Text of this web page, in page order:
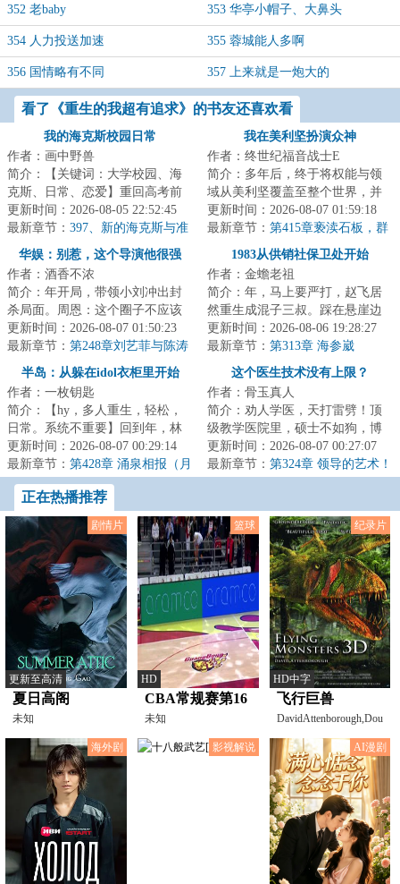
352 老baby 353 华亭小帽子、大鼻头
354 人力投送加速 355 蓉城能人多啊
356 国情略有不同 357 上来就是一炮大的
看了《重生的我超有追求》的书友还喜欢看
我的海克斯校园日常
作者：画中野兽
简介：【关键词：大学校园、海
克斯、日常、恋爱】重回高考前
一个月，林远看着眼前每周刷新
的海克斯选项，...
更新时间：2026-08-05 22:52:45
最新章节： 397、新的海克斯与准
备收网
我在美利坚扮演众神
作者：终世纪福音战士E
简介：多年后，终于将权能与领
域从美利坚覆盖至整个世界，并
向世界之外开始探索的林克，或
许会想起，与首...
更新时间：2026-08-07 01:59:18
最新章节： 第415章亵渎石板，群
星归位之时与旧日支配者，坠入
地心世界的超古代遗迹
华娱：别惹，这个导演他很强
作者：酒香不浓
简介：年开局，带领小刘冲出封
杀局面。周恩：这个圈子不应该
这么烂，我想为影视圈立几条规
矩。第一：爱国...
更新时间：2026-08-07 01:50:23
最新章节： 第248章刘艺菲与陈涛
献祭整个行业
1983从供销社保卫处开始
作者：金蟾老祖
简介：年，马上要严打，赵飞居
然重生成混子三叔。踩在悬崖边
上，赵飞只能自救。第一步，先
从进供销社保卫...
更新时间：2026-08-06 19:28:27
最新章节： 第313章 海参崴
半岛：从躲在idol衣柜里开始
作者：一枚钥匙
简介：【hy，多人重生，轻松，
日常。系统不重要】回到年，林
慕延原本打算凭借系统赚点小
钱，过上咸鱼生活...
更新时间：2026-08-07 00:29:14
最新章节： 第428章 涌泉相报（月
票日万110）
这个医生技术没有上限？
作者：骨玉真人
简介：劝人学医，天打雷劈！顶
级教学医院里，硕士不如狗，博
士遍地走。学霸、学神遍地走。
教授高高在上，...
更新时间：2026-08-07 00:27:07
最新章节： 第324章 领导的艺术！
正在热播推荐
剧情片
更新至高清
夏日高阁
未知
篮球
HD
CBA常规赛第16
轮 广东华南虎
VS北京北汽
未知
纪录片
HD中字
飞行巨兽
海外剧 影视解说 AI漫剧